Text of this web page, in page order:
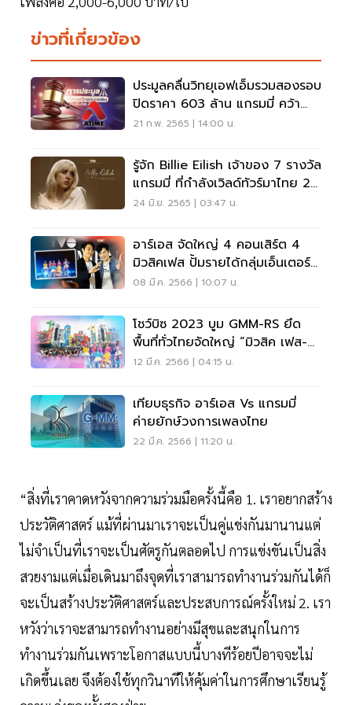
ข่าวที่เกี่ยวข้อง
ประมูลคลื่นวิทยุเอฟเอ็มรวมสองรอบ
ปิดราคา 603 ล้าน แกรมมี่ คว้า
106.5 FM
21 ก.พ. 2565 | 14:00 น.
รู้จัก Billie Eilish เจ้าของ 7 รางวัล
แกรมมี่ ที่กำลังเวิลด์ทัวร์มาไทย 24
ส.ค.
24 มิ.ย. 2565 | 03:47 น.
อาร์เอส จัดใหญ่ 4 คอนเสิร์ต 4
มิวสิคเฟส ปั้มรายได้กลุ่มเอ็นเตอร์
เทนเมนต์
08 มี.ค. 2566 | 10:07 น.
โชว์บิซ 2023 บูม GMM-RS ยึด
พื้นที่ทั่วไทยจัดใหญ่ “มิวสิค เฟส-
คอนเสิร์ต”
12 มี.ค. 2566 | 04:15 น.
เทียบธุรกิจ อาร์เอส Vs แกรมมี่
ค่ายยักษ์วงการเพลงไทย
22 มี.ค. 2566 | 11:20 น.
“สิ่งที่เราคาดหวังจากความร่วมมือครั้งนี้คือ 1. เราอยากสร้าง
ประวัติศาสตร์ แม้ที่ผ่านมาเราจะเป็นคู่แข่งกันมานานแต่
ไม่จำเป็นที่เราจะเป็นศัตรูกันตลอดไป การแข่งขันเป็นสิ่ง
สวยงามแต่เมื่อเดินมาถึงจุดที่เราสามารถทำงานร่วมกันได้ก็
จะเป็นสร้างประวัติศาสตร์และประสบการณ์ครั้งใหม่ 2. เรา
หวังว่าเราจะสามารถทำงานอย่างมีสุขและสนุกในการ
ทำงานร่วมกันเพราะโอกาสแบบนี้บางทีร้อยปีอาจจะไม่
เกิดขึ้นเลย จึงต้องใช้ทุกวินาทีให้คุ้มค่าในการศึกษาเรียนรู้